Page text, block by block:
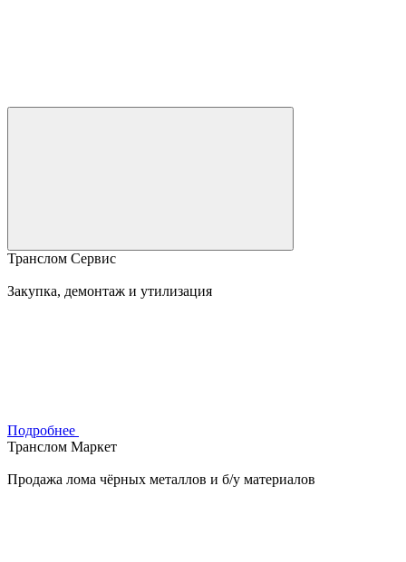
Транслом Сервис
Закупка, демонтаж и утилизация
Подробнее
Транслом Маркет
Продажа лома чёрных металлов и б/у материалов